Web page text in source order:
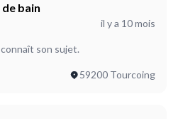
bain
il y a 10 mois
son sujet.
59200 Tourcoing